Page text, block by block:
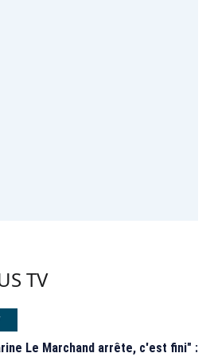
TV
Le Marchand arrête, c'est fini" :